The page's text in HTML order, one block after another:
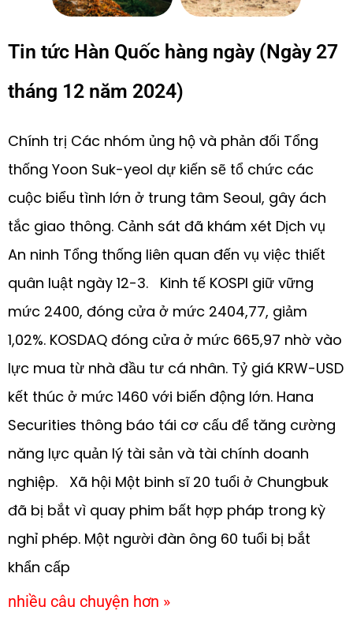
Tin tức Hàn Quốc hàng ngày (Ngày 27
tháng 12 năm 2024)
Chính trị Các nhóm ủng hộ và phản đối Tổng
thống Yoon Suk-yeol dự kiến sẽ tổ chức các
cuộc biểu tình lớn ở trung tâm Seoul, gây ách
tắc giao thông. Cảnh sát đã khám xét Dịch vụ
An ninh Tổng thống liên quan đến vụ việc thiết
quân luật ngày 12-3. Kinh tế KOSPI giữ vững
mức 2400, đóng cửa ở mức 2404,77, giảm
1,02%. KOSDAQ đóng cửa ở mức 665,97 nhờ vào
lực mua từ nhà đầu tư cá nhân. Tỷ giá KRW-USD
kết thúc ở mức 1460 với biến động lớn. Hana
Securities thông báo tái cơ cấu để tăng cường
năng lực quản lý tài sản và tài chính doanh
nghiệp. Xã hội Một binh sĩ 20 tuổi ở Chungbuk
đã bị bắt vì quay phim bất hợp pháp trong kỳ
nghỉ phép. Một người đàn ông 60 tuổi bị bắt
khẩn cấp
nhiều câu chuyện hơn »